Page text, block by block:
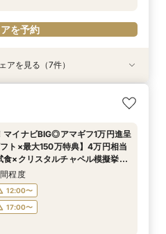
を予約
る結婚式】ゲストに感謝を伝える
12:00〜
17:00〜
を予約
必見BIGフェア】特選牛シャトー
ルコース試食＆クリスタルチャ
程度
12:00〜
17:00〜
を予約
式のみ・家族婚もOK】結婚準備
◆
12:00〜
17:00〜
を予約
すめ会場】豪華試食×チャペル
くり見積相談｜来館7万ギフト
程度
12:00〜
17:00〜
を予約
】マイナビ限定★最大150万円特
ト｜豪華4万円分フレンチ試食
程度
12:00〜
17:00〜
を予約
マイナビBIG◎アマギフ1万円進呈
ト×最大150万特典】4万円相当
◆マイナビ限定BIGフェア
程度
12:00〜
17:00〜
を予約
ャペル挙式》【来館でアマギフ1
フト×最大150万特典】緑溢れる
万円相当フルコース試食付◎マ
程度
12:00〜
17:00〜
を予約
アを見る（7件）
マイナビBIG◎アマギフ1万円進呈
ト×最大150万特典】4万円相当
食×クリスタルチャペル模擬挙式
◆マイナビ限定BIGフェア
程度
12:00〜
17:00〜